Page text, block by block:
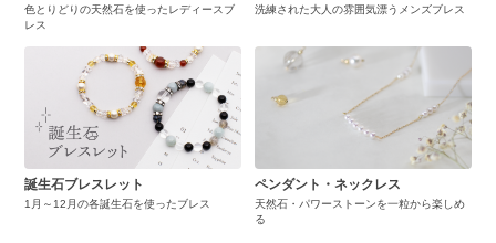
色とりどりの天然石を使ったレディースブ
レス
洗練された大人の雰囲気漂うメンズブレス
誕生石ブレスレット
1月～12月の各誕生石を使ったブレス
ペンダント・ネックレス
天然石・パワーストーンを一粒から楽しめ
る